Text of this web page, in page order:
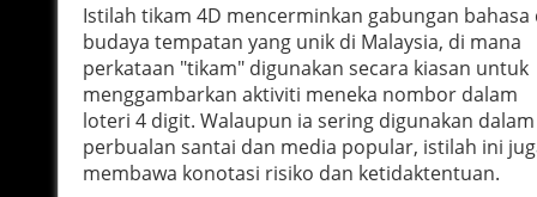
Istilah tikam 4D mencerminkan gabungan bahasa
budaya tempatan yang unik di Malaysia, di mana
perkataan "tikam" digunakan secara kiasan untuk
menggambarkan aktiviti meneka nombor dalam
loteri 4 digit. Walaupun ia sering digunakan dalam
perbualan santai dan media popular, istilah ini
membawa konotasi risiko dan ketidaktentuan.